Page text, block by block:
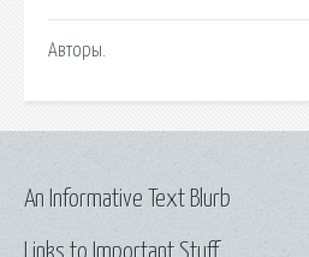
Авторы.
Links to Important Stuff
An Informative Text Blurb